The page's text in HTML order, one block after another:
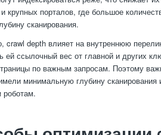
крупных порталов, где большое
сканирования.
crawl depth влияет на внутреннюю
ей ссылочный вес от главной и других
по важным запросам. Поэтому
минимальную глубину
роботам.